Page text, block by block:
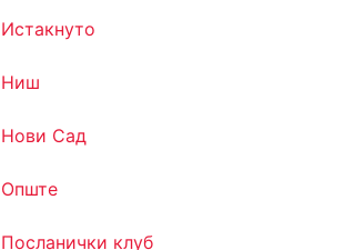
Истакнуто
Ниш
Нови Сад
Опште
Посланички клуб